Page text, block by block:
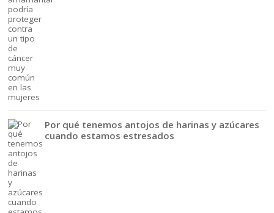
Por qué tenemos antojos de harinas y azúcares
cuando estamos estresados